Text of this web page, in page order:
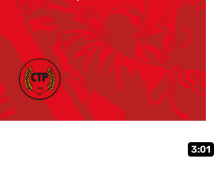
3:01